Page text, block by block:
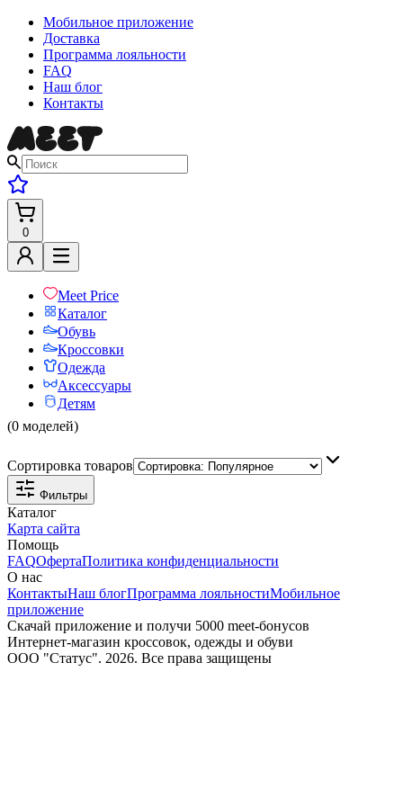
Мобильное приложение
Доставка
Программа лояльности
FAQ
Наш блог
Контакты
0
Meet Price
Каталог
Обувь
Кроссовки
Одежда
Аксессуары
Детям
(0 моделей)
Сортировка товаров
Фильтры
Каталог
Карта сайта
Помощь
FAQОфертаПолитика конфиденциальности
О нас
КонтактыНаш блогПрограмма лояльностиМобильное
приложение
Скачай приложение и получи 5000 meet-бонусов
Интернет-магазин кроссовок, одежды и обуви
ООО "Статус". 2026. Все права защищены